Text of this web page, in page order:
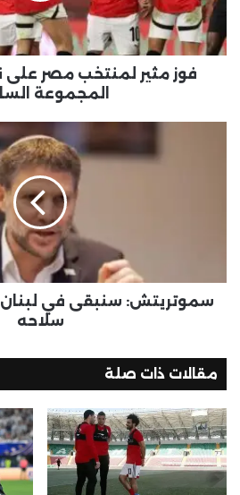
فوز مثير لمنتخب مصر على
المجموعة
سموتريتش: سنبقى في لبنان
سلاحه
مقالات ذات صلة